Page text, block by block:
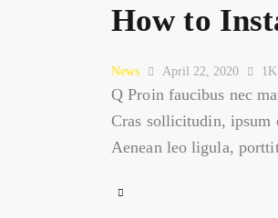
How to
News April 22, 2020 1K
Q Proin faucibus nec
Cras sollicitudin, ipsum
Aenean leo ligula,